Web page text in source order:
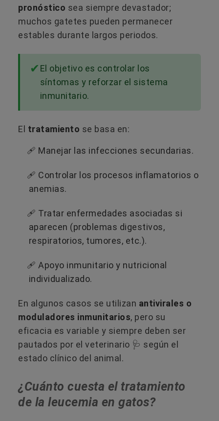
pronóstico sea siempre devastador;
muchos gatetes pueden permanecer
estables durante largos periodos.
El objetivo es controlar los
síntomas y reforzar el sistema
inmunitario.
El tratamiento se basa en:
🩹​ Manejar las infecciones secundarias.
🩹​ Controlar los procesos inflamatorios o
anemias.
🩹​ Tratar enfermedades asociadas si
aparecen (problemas digestivos,
respiratorios, tumores, etc.).
🩹​ Apoyo inmunitario y nutricional
individualizado.
En algunos casos se utilizan antivirales o
moduladores inmunitarios, pero su
eficacia es variable y siempre deben ser
pautados por el veterinario 🩺​ según el
estado clínico del animal.
¿Cuánto cuesta el tratamiento
de la leucemia en gatos?